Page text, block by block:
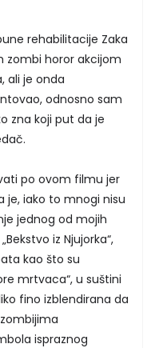
rehabilitacije Zaka
zombi horor akcijom
ali je onda
odnosno sam
zna koji put da je
po ovom filmu jer
je, iako to mnogi nisu
jednog od mojih
iz Njujorka“,
kao što su
mrtvaca“, u suštini
fino izblendirana da
ispraznog